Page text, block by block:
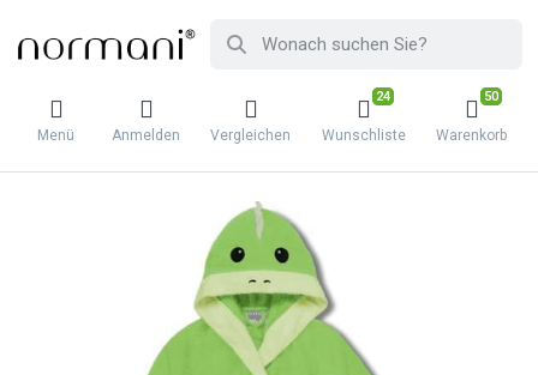
Menü Anmelden Vergleichen
24
Wunschliste
50
Warenkorb